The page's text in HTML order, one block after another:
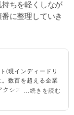
ちを軽くしなが
に整理していき
(現インディードリ
。数百を超える企業
クシス(株)設立、代
...続きを読む